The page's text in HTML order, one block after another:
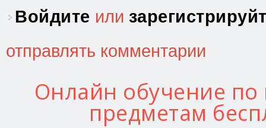
Войдите или
отправлять комментарии
Онлайн обучение
предметам